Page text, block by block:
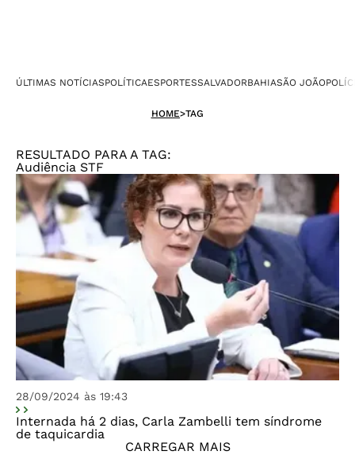
ÚLTIMAS NOTÍCIASPOLÍTICAESPORTESSALVADORBAHIASÃO JOÃO
HOME>TAG
RESULTADO PARA A TAG:
Audiência STF
28/09/2024 às 19:43
Internada há 2 dias, Carla Zambelli tem síndrome
de taquicardia
CARREGAR MAIS